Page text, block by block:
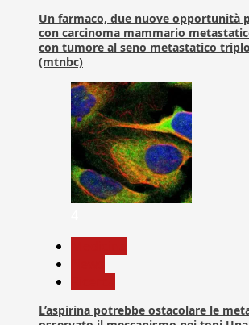
Un farmaco, due nuove opportunità
con carcinoma mammario
con tumore al seno metastatico
(mtnbc)
L’aspirina potrebbe ostacolare le